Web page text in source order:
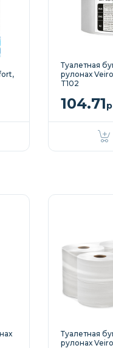
Туалетная
рулонах
T102
104.71р
Туалетная
рулонах